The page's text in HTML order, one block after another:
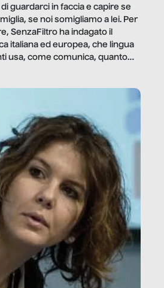
guardarci in faccia e capire se
se noi somigliamo a lei. Per
SenzaFiltro ha indagato il
italiana ed europea, che lingua
usa, come comunica, quanto